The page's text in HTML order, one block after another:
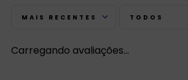
MAIS RECENTES TODOS
Carregando avaliações…